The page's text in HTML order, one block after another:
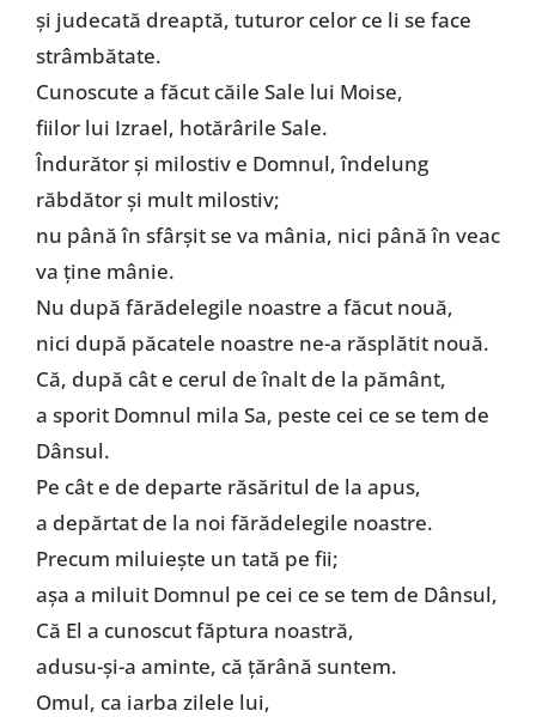
și judecată dreaptă, tuturor celor ce li se face
strâmbătate.
Cunoscute a făcut căile Sale lui Moise,
fiilor lui Izrael, hotărârile Sale.
Îndurător și milostiv e Domnul, îndelung
răbdător și mult milostiv;
nu până în sfârșit se va mânia, nici până în veac
va ține mânie.
Nu după fărădelegile noastre a făcut nouă,
nici după păcatele noastre ne-a răsplătit nouă.
Că, după cât e cerul de înalt de la pământ,
a sporit Domnul mila Sa, peste cei ce se tem de
Dânsul.
Pe cât e de departe răsăritul de la apus,
a depărtat de la noi fărădelegile noastre.
Precum miluiește un tată pe fii;
așa a miluit Domnul pe cei ce se tem de Dânsul,
Că El a cunoscut făptura noastră,
adusu-și-a aminte, că țărână suntem.
Omul, ca iarba zilele lui,